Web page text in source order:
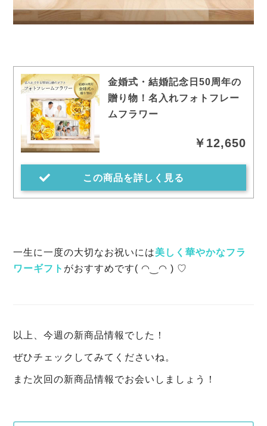
金婚式・結婚記念日50周年の
贈り物！名入れフォトフレー
ムフラワー
￥12,650
この商品を詳しく見る
一生に一度の大切なお祝いには美しく華やかなフラ
ワーギフト がおすすめです( ◠‿◠ ) ♡
以上、今週の新商品情報でした！
ぜひチェックしてみてくださいね。
また次回の新商品情報でお会いしましょう！